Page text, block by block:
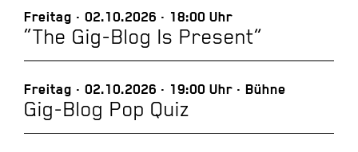
Freitag 02.10.2026 18:00 Uhr
“The Gig-Blog Is Present”
Freitag 02.10.2026 19:00 Uhr Bühne
Gig-Blog Pop Quiz